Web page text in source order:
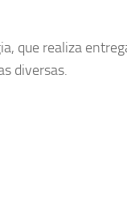
que realiza
diversas.